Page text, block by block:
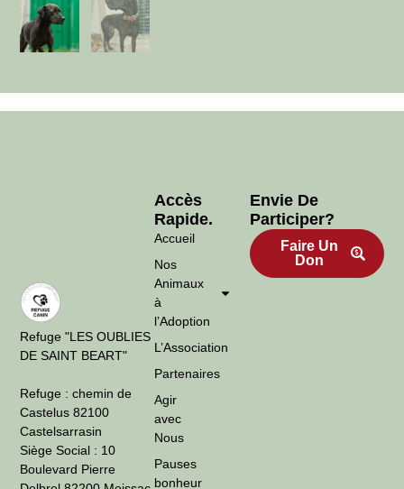
Refuge "LES OUBLIES
DE SAINT BEART"
Refuge : chemin de
Castelus 82100
Castelsarrasin
Siège Social : 10
Boulevard Pierre
Accès
Rapide.
Accueil
Nos
Animaux
à
l’Adoption
L’Association
Partenaires
Agir
avec
Nous
Pauses
bonheur
Envie De
Participer?
Faire Un
Don